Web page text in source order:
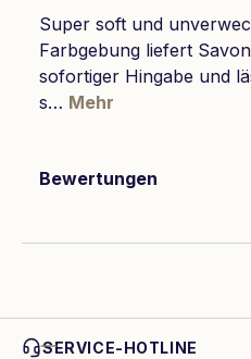
Super soft und
Farbgebung liefert
sofortiger Hingabe und
s… Mehr
Bewertungen
SERVICE-HOTLINE